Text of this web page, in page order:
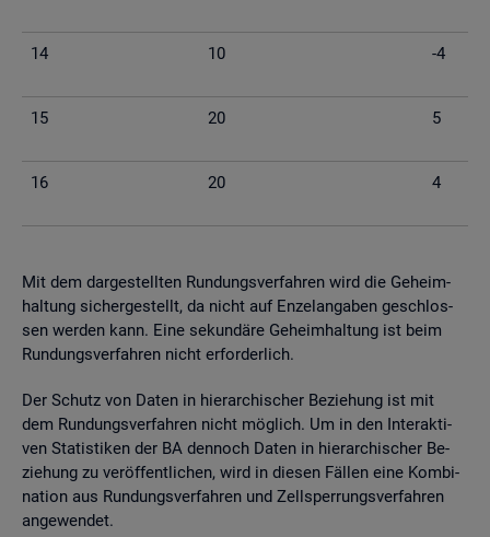
14 10 -4
15 20 5
16 20 4
Mit dem dar­ge­stell­ten Run­dungs­ver­fah­ren wird die Ge­heim­
hal­tung si­cher­ge­stellt, da nicht auf En­zel­an­ga­ben ge­schlos­
sen wer­den kann. Eine se­kun­dä­re Ge­heim­hal­tung ist beim
Run­dungs­ver­fah­ren nicht er­for­der­lich.
Der Schutz von Daten in hier­ar­chi­scher Be­zie­hung ist mit
dem Run­dungs­ver­fah­ren nicht mög­lich. Um in den In­ter­ak­ti­
ven Sta­tis­ti­ken der BA den­noch Daten in hier­ar­chi­scher Be­
zie­hung zu ver­öf­fent­li­chen, wird in die­sen Fäl­len eine Kom­bi­
na­ti­on aus Run­dungs­ver­fah­ren und Zell­sper­rungs­ver­fah­ren
an­ge­wen­det.